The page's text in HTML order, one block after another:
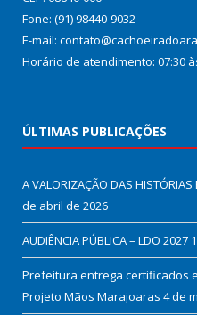
Fone: (91) 98440-9032
E-mail:
Horário de atendimento: 07:30
ÚLTIMAS PUBLICAÇÕES
A VALORIZAÇÃO DAS HISTÓRIAS
de abril de 2026
AUDIÊNCIA PÚBLICA – LDO 2027
Prefeitura entrega certificados
Projeto Mãos Marajoaras 4 de